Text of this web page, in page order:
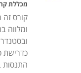
מכללת
קורס
ומלווה
כדרישת
התנסות